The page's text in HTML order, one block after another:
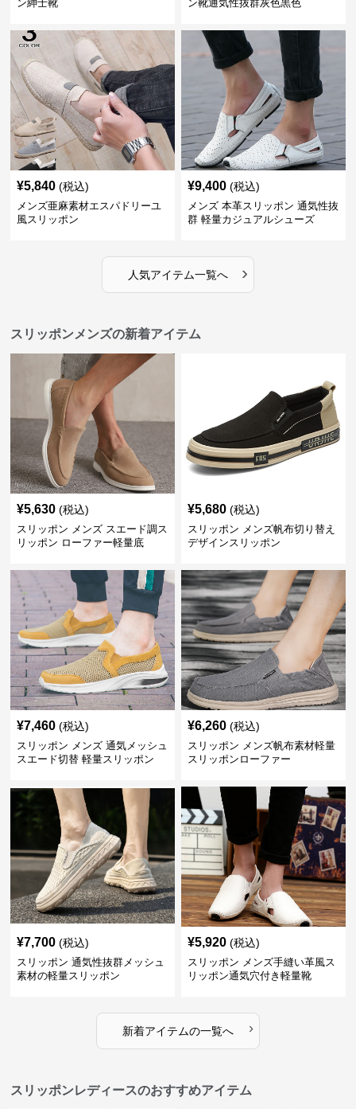
ン紳士靴 ン靴通気性抜群灰色黒色
¥5,840 (税込)
メンズ亜麻素材エスパドリーユ
風スリッポン
¥9,400 (税込)
メンズ 本革スリッポン 通気性抜
群 軽量カジュアルシューズ
人気アイテム一覧へ ›
スリッポンメンズの新着アイテム
¥5,630 (税込)
スリッポン メンズ スエード調ス
リッポン ローファー軽量底
¥5,680 (税込)
スリッポン メンズ帆布切り替え
デザインスリッポン
¥7,460 (税込)
スリッポン メンズ 通気メッシュ
スエード切替 軽量スリッポン
¥6,260 (税込)
スリッポン メンズ帆布素材軽量
スリッポンローファー
¥7,700 (税込)
スリッポン 通気性抜群メッシュ
素材の軽量スリッポン
¥5,920 (税込)
スリッポン メンズ手縫い革風ス
リッポン通気穴付き軽量靴
新着アイテムの一覧へ ›
スリッポンレディースのおすすめアイテム